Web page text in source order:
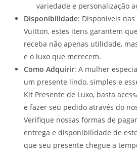
variedade e personalização
Disponibilidade: Disponíveis
Vuitton, estes itens garantem
receba não apenas utilidade,
e o luxo que merecem.
Como Adquirir: A mulher
um presente lindo, simples e
Kit Presente de Luxo, basta
e fazer seu pedido através do
Verifique nossas formas de
entrega e disponibilidade de
que seu presente chegue a